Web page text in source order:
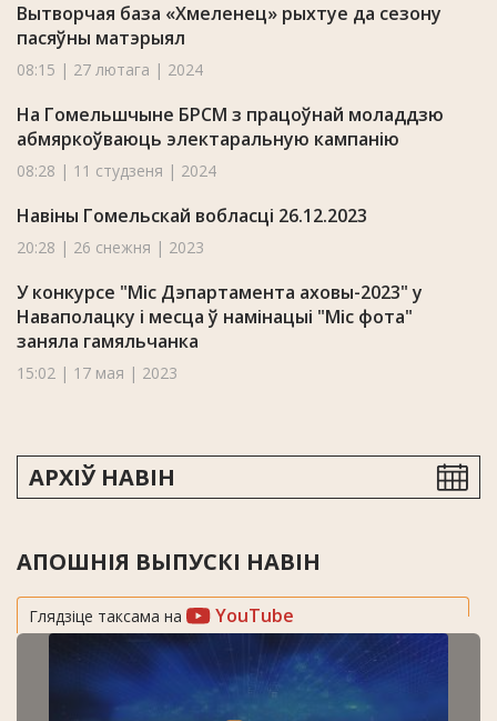
Вытворчая база «Хмеленец» рыхтуе да сезону
пасяўны матэрыял
08:15 | 27 лютага | 2024
На Гомельшчыне БРСМ з працоўнай моладдзю
абмяркоўваюць электаральную кампанію
08:28 | 11 студзеня | 2024
Навіны Гомельскай вобласці 26.12.2023
20:28 | 26 снежня | 2023
У конкурсе "Міс Дэпартамента аховы-2023" у
Наваполацку i месца ў намінацыі "Міс фота"
заняла гамяльчанка
15:02 | 17 мая | 2023
АРХІЎ НАВІН
АПОШНІЯ ВЫПУСКІ НАВІН
Глядзіце таксама на YouTube